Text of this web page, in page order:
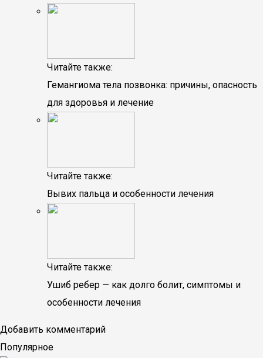
Читайте также:
Гемангиома тела позвонка: причины, опасность
для здоровья и лечение
Читайте также:
Вывих пальца и особенности лечения
Читайте также:
Ушиб ребер — как долго болит, симптомы и
особенности лечения
Добавить комментарий
Популярное